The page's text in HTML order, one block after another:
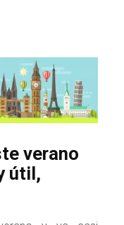
verano
útil,